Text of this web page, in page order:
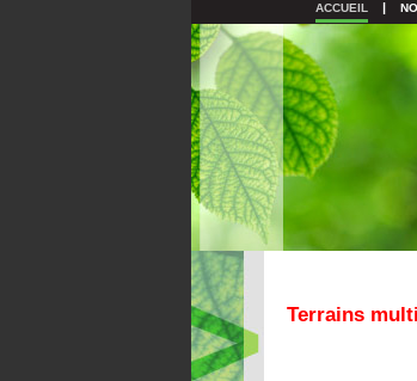
ACCUEIL |
Terrains